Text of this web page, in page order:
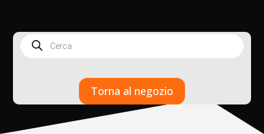
search
Torna al negozio